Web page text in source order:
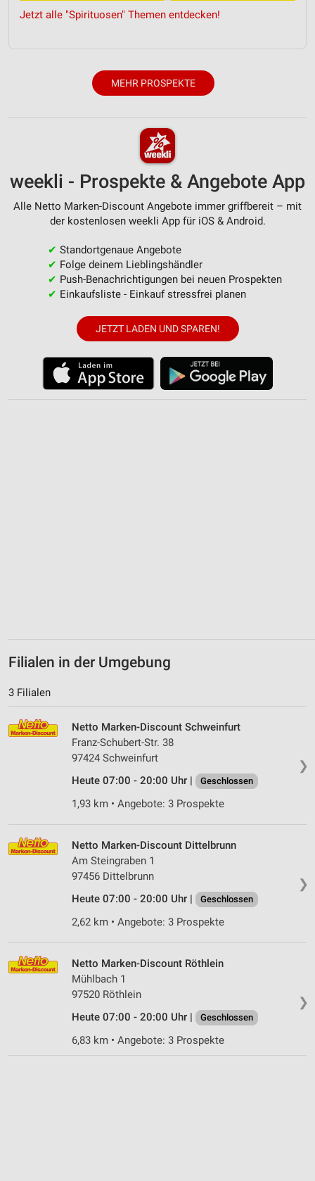
Jetzt alle "Spirituosen" Themen entdecken!
MEHR PROSPEKTE
weekli - Prospekte & Angebote App
Alle Netto Marken-Discount Angebote immer griffbereit – mit
der kostenlosen weekli App für iOS & Android.
✔ Standortgenaue Angebote
✔ Folge deinem Lieblingshändler
✔ Push-Benachrichtigungen bei neuen Prospekten
✔ Einkaufsliste - Einkauf stressfrei planen
JETZT LADEN UND SPAREN!
Filialen in der Umgebung
3 Filialen
❯
Netto Marken-Discount Schweinfurt
Franz-Schubert-Str. 38
97424 Schweinfurt
Heute 07:00 - 20:00 Uhr |
Geschlossen
1,93 km • Angebote: 3 Prospekte
❯
Netto Marken-Discount Dittelbrunn
Am Steingraben 1
97456 Dittelbrunn
Heute 07:00 - 20:00 Uhr |
Geschlossen
2,62 km • Angebote: 3 Prospekte
❯
Netto Marken-Discount Röthlein
Mühlbach 1
97520 Röthlein
Heute 07:00 - 20:00 Uhr |
Geschlossen
6,83 km • Angebote: 3 Prospekte
Verwendung genauer Standortdaten
Nicht-IAB-Verarbeitungszwecke:
Werbung